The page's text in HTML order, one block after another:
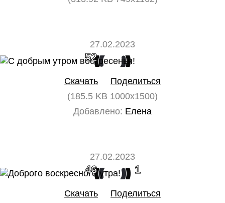
27.02.2023
52 0
Скачать
Поделиться
(185.5 KB 1000x1500)
Добавлено: Елена
27.02.2023
46 1
Скачать
Поделиться